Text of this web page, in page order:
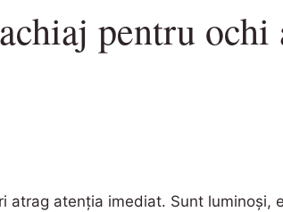
pentru ochi
atrag atenția imediat. Sunt luminoși,